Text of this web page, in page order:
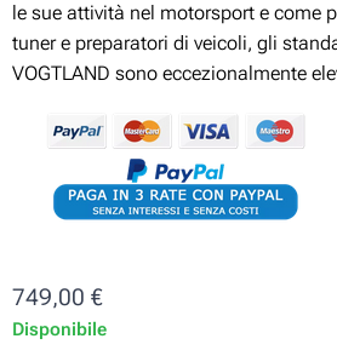
le sue attività nel motorsport e come
tuner e preparatori di veicoli, gli
VOGTLAND sono eccezionalmente
749,00 €
Disponibile